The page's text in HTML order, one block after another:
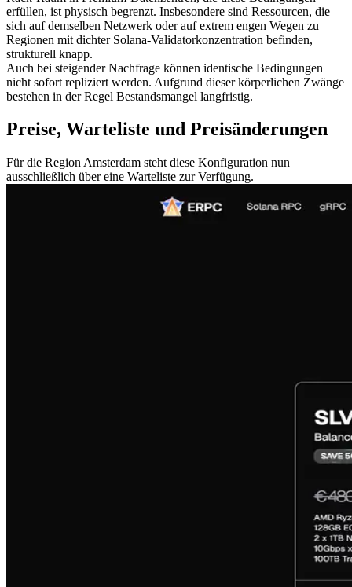
erfüllen, ist physisch begrenzt. Insbesondere sind Ressourcen, die
sich auf demselben Netzwerk oder auf extrem engen Wegen zu
Regionen mit dichter Solana-Validatorkonzentration befinden,
strukturell knapp.
Auch bei steigender Nachfrage können identische Bedingungen
nicht sofort repliziert werden. Aufgrund dieser körperlichen Zwänge
bestehen in der Regel Bestandsmangel langfristig.
Preise, Warteliste und Preisänderungen
Für die Region Amsterdam steht diese Konfiguration nun
ausschließlich über eine Warteliste zur Verfügung.